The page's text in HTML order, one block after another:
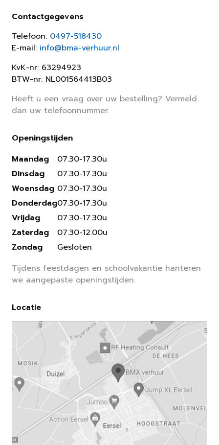
Contactgegevens
Telefoon: 0497-518430
E-mail: info@bma-verhuur.nl
KvK-nr: 63294923
BTW-nr: NL001564413B03
Heeft u een vraag over uw bestelling? Vermeld
dan uw telefoonnummer.
Openingstijden
Maandag
Dinsdag
Woensdag
Donderdag
Vrijdag
Zaterdag
Zondag
07.30-17.30u
07.30-17.30u
07.30-17.30u
07.30-17.30u
07.30-17.30u
07.30-12.00u
Gesloten
Tijdens feestdagen en schoolvakantie hanteren
we aangepaste openingstijden.
Locatie